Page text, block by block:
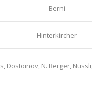
Berni
Hinterkircher
Dostoinov, N. Berger,